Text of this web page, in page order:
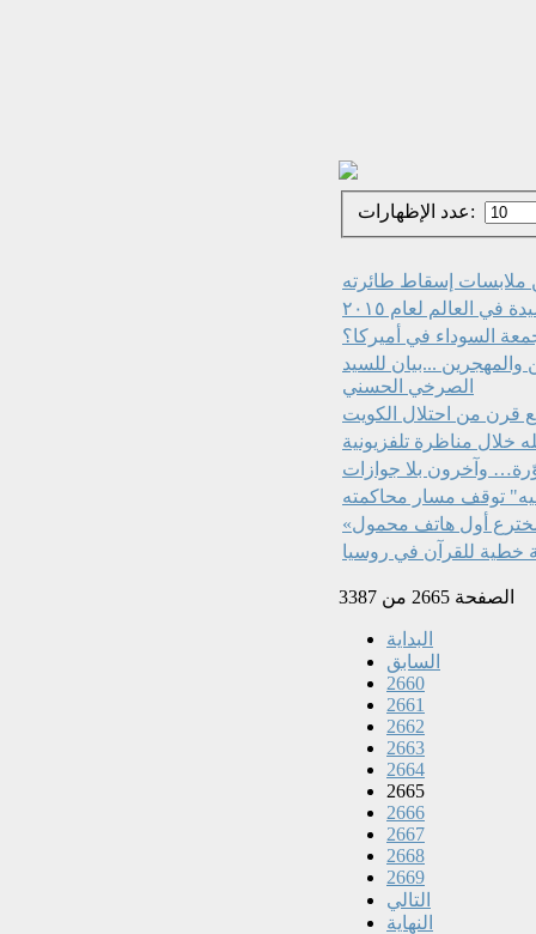
عدد الإظهارات:
ملابسات إسقاط طائرته
العالم لعام ٢٠١٥
السوداء في أميركا؟
والمهجرين ...بيان للسيد
الصرخي الحسني
قرن من احتلال الكويت
خلال مناظرة تلفزيونية
وآخرون بلا جوازات
توقف مسار محاكمته
مخترع أول هاتف محمول
خطية للقرآن في روسيا
الصفحة 2665 من 3387
البداية
السابق
2660
2661
2662
2663
2664
2665
2666
2667
2668
2669
التالي
النهاية